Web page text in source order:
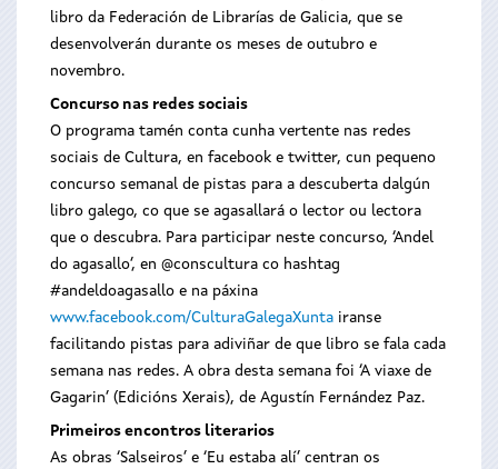
libro da Federación de Librarías de Galicia, que se
desenvolverán durante os meses de outubro e
novembro.
Concurso nas redes sociais
O programa tamén conta cunha vertente nas redes
sociais de Cultura, en facebook e twitter, cun pequeno
concurso semanal de pistas para a descuberta dalgún
libro galego, co que se agasallará o lector ou lectora
que o descubra. Para participar neste concurso, ‘Andel
do agasallo’, en @conscultura co hashtag
#andeldoagasallo e na páxina
www.facebook.com/CulturaGalegaXunta iranse
facilitando pistas para adiviñar de que libro se fala cada
semana nas redes. A obra desta semana foi ‘A viaxe de
Gagarin’ (Edicións Xerais), de Agustín Fernández Paz.
Primeiros encontros literarios
As obras ‘Salseiros’ e ‘Eu estaba alí’ centran os